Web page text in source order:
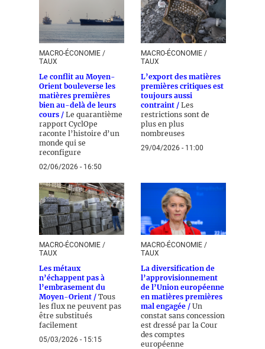
MACRO-ÉCONOMIE /
TAUX
Le conflit au Moyen-
Orient bouleverse les
matières premières
bien au-delà de leurs
cours / Le quarantième
rapport CyclOpe
raconte l’histoire d’un
monde qui se
reconfigure
02/06/2026 - 16:50
MACRO-ÉCONOMIE /
TAUX
L’export des matières
premières critiques est
toujours aussi
contraint / Les
restrictions sont de
plus en plus
nombreuses
29/04/2026 - 11:00
MACRO-ÉCONOMIE /
TAUX
Les métaux
n’échappent pas à
l’embrasement du
Moyen-Orient / Tous
les flux ne peuvent pas
être substitués
facilement
05/03/2026 - 15:15
MACRO-ÉCONOMIE /
TAUX
La diversification de
l’approvisionnement
de l’Union européenne
en matières premières
mal engagée / Un
constat sans concession
est dressé par la Cour
des comptes
européenne